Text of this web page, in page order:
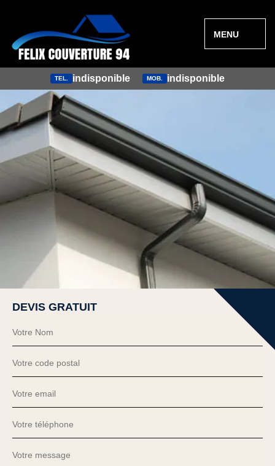
MENU
TEL. indisponible MOB. indisponible
DEVIS GRATUIT